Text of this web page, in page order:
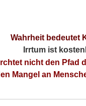
Wahrheit bedeutet
Irrtum ist
nicht den Pfad
Mangel an